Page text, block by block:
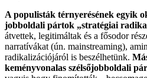
A populisták térnyerésének egyik
jobboldali pártok „stratégiai
átvettek, legitimáltak és a fősodor
narratívákat (ún. mainstreaming),
radikalizációjáról is beszélhetünk.
keményvonalas szélsőjobboldali